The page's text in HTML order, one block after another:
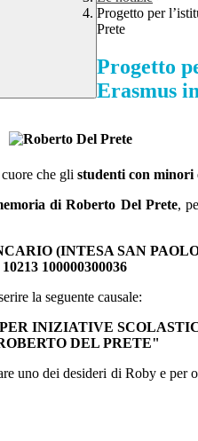
Progetto per
Prete
Progetto
Erasmus
che gli studenti con
di Roberto Del Prete,
(INTESA SAN
100000300036
la seguente causale:
INIZIATIVE
DEL PRETE"
dei desideri di Roby e per